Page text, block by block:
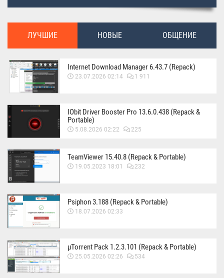
ЛУЧШИЕ НОВЫЕ ОБЩЕНИЕ
Internet Download Manager 6.43.7 (Repack)
23.07.2026 02:14 1 911
IObit Driver Booster Pro 13.6.0.438 (Repack &
Portable)
5.08.2026 02:22 225
TeamViewer 15.40.8 (Repack & Portable)
19.05.2023 18:01 232
Psiphon 3.188 (Repack & Portable)
18.07.2026 02:33
µTorrent Pack 1.2.3.101 (Repack & Portable)
25.05.2026 02:26 534